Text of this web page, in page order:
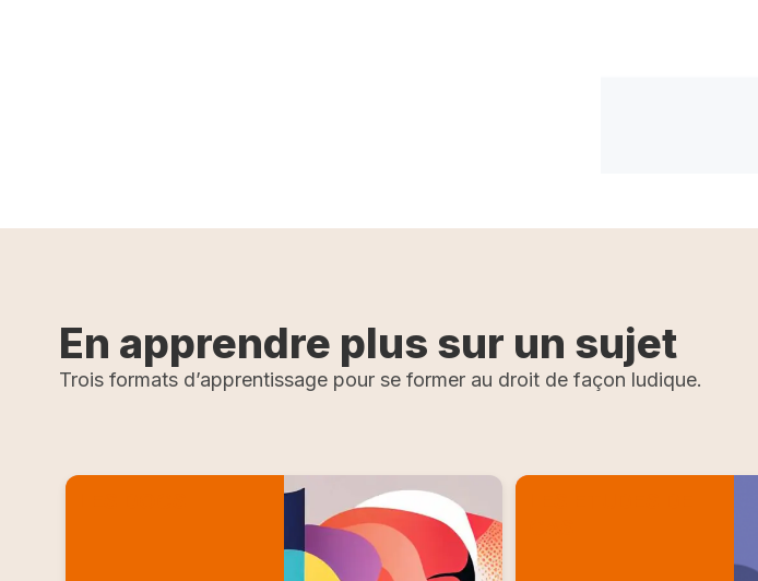
En apprendre plus sur un sujet
Trois formats d’apprentissage pour se former au droit de façon ludique.